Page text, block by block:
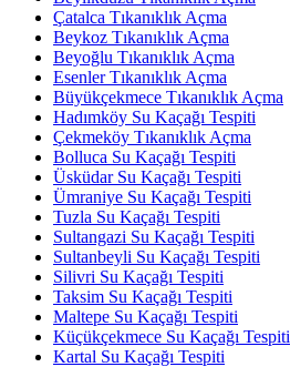
Çatalca Tıkanıklık Açma
Beykoz Tıkanıklık Açma
Beyoğlu Tıkanıklık Açma
Esenler Tıkanıklık Açma
Büyükçekmece Tıkanıklık Açma
Hadımköy Su Kaçağı Tespiti
Çekmeköy Tıkanıklık Açma
Bolluca Su Kaçağı Tespiti
Üsküdar Su Kaçağı Tespiti
Ümraniye Su Kaçağı Tespiti
Tuzla Su Kaçağı Tespiti
Sultangazi Su Kaçağı Tespiti
Sultanbeyli Su Kaçağı Tespiti
Silivri Su Kaçağı Tespiti
Taksim Su Kaçağı Tespiti
Maltepe Su Kaçağı Tespiti
Küçükçekmece Su Kaçağı Tespiti
Kartal Su Kaçağı Tespiti